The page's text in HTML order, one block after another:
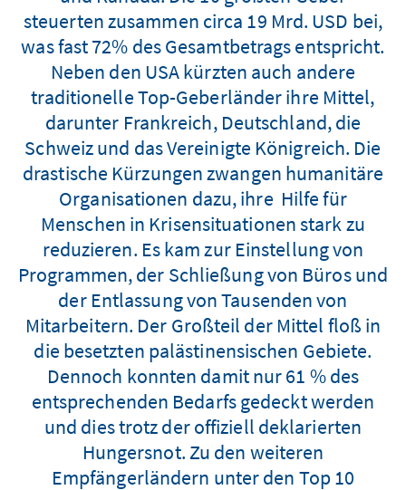
steuerten zusammen circa 19 Mrd. USD bei,
was fast 72% des Gesamtbetrags entspricht.
Neben den USA kürzten auch andere
traditionelle Top-Geberländer ihre Mittel,
darunter Frankreich, Deutschland, die
Schweiz und das Vereinigte Königreich. Die
drastische Kürzungen zwangen humanitäre
Organisationen dazu, ihre Hilfe für
Menschen in Krisensituationen stark zu
reduzieren. Es kam zur Einstellung von
Programmen, der Schließung von Büros und
der Entlassung von Tausenden von
Mitarbeitern. Der Großteil der Mittel floß in
die besetzten palästinensischen Gebiete.
Dennoch konnten damit nur 61 % des
entsprechenden Bedarfs gedeckt werden
und dies trotz der offiziell deklarierten
Hungersnot. Zu den weiteren
Empfängerländern unter den Top 10